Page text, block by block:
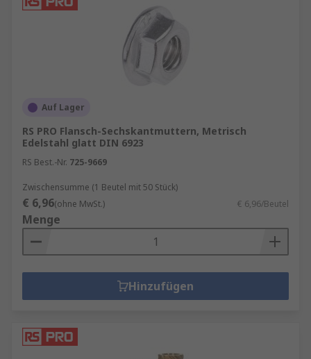
Auf Lager
RS PRO Flansch-Sechskantmuttern, Metrisch
Edelstahl glatt DIN 6923
RS Best.-Nr. 725-9669
Zwischensumme (1 Beutel mit 50 Stück)
€ 6,96(ohne MwSt.) € 6,96/Beutel
Menge
Hinzufügen